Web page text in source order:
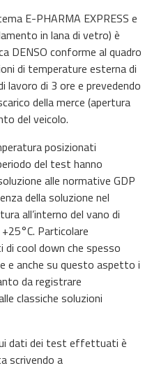
E-PHARMA EXPRESS e
in lana di vetro) è
DENSO conforme al quadro
di temperature esterna di
lavoro di 3 ore e prevedendo
della merce (apertura
del veicolo.
posizionati
del test hanno
alle normative GDP
della soluzione nel
all’interno del vano di
Particolare
cool down che spesso
e anche su questo aspetto i
da registrare
classiche soluzioni
dati dei test effettuati è
scrivendo a